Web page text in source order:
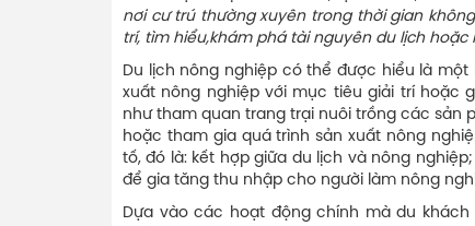
nơi cư trú thường xuyên trong thời gian
trí, tìm hiểu,khám phá tài nguyên du lịch
Du lịch nông nghiệp có thể được hiểu là
xuất nông nghiệp với mục tiêu giải trí hoặc
như tham quan trang trại nuôi trồng các sản
hoặc tham gia quá trình sản xuất nông
tố, đó là: kết hợp giữa du lịch và nông
để gia tăng thu nhập cho người làm nông
Dựa vào các hoạt động chính mà du